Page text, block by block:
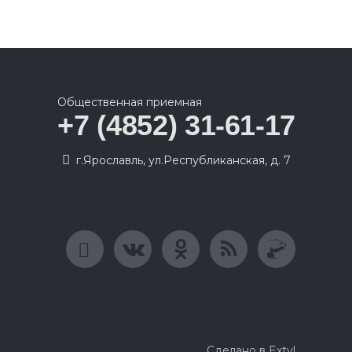
Общественная приемная
+7 (4852) 31-61-17
г.Ярославль, ул.Республиканская, д. 7